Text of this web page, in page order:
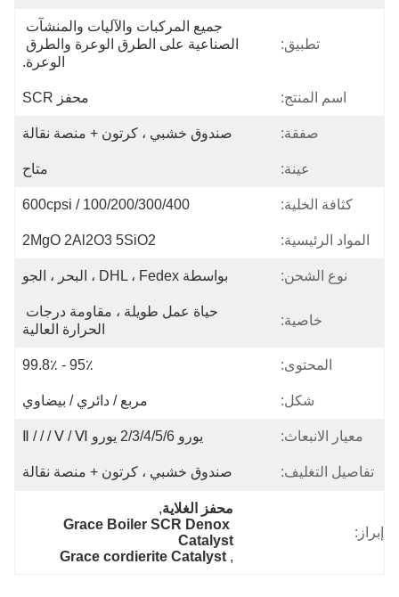
تطبيق:
جميع المركبات والآليات والمنشآت
الصناعية على الطرق الوعرة والطرق
الوعرة.
اسم المنتج: محفز SCR
صفقة: صندوق خشبي ، كرتون + منصة نقالة
عينة: متاح
كثافة الخلية: 100/200/300/400 / 600cpsi
المواد الرئيسية: 2MgO 2Al2O3 5SiO2
نوع الشحن: بواسطة DHL ، Fedex ، البحر ، الجو
خاصية:
حياة عمل طويلة ، مقاومة درجات
الحرارة العالية
المحتوى: 95٪ - 99.8٪
شكل: مربع / دائري / بيضاوي
معيار الانبعاث: يورو 2/3/4/5/6 يورو Ⅱ / / / Ⅴ / Ⅵ
تفاصيل التغليف: صندوق خشبي ، كرتون + منصة نقالة
إبراز:
محفز الغلاية,
Grace Boiler SCR Denox
Catalyst
,
Grace cordierite Catalyst